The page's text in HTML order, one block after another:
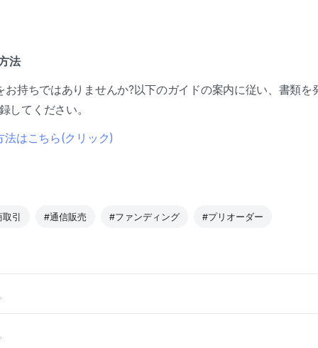
法
お持ちではありませんか?以下のガイドの案内に従い、書類を
してください。
はこちら(クリック)
引 #通信販売 #ファンディング #プリオーダー